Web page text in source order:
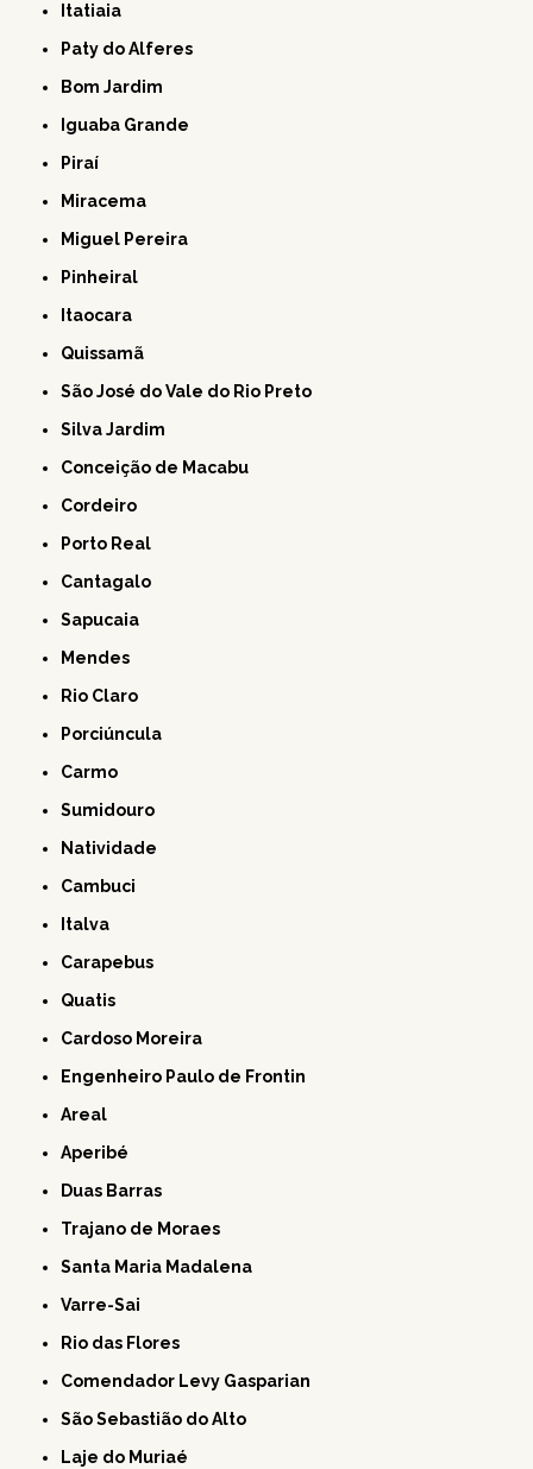
Itatiaia
Paty do Alferes
Bom Jardim
Iguaba Grande
Piraí
Miracema
Miguel Pereira
Pinheiral
Itaocara
Quissamã
São José do Vale do Rio Preto
Silva Jardim
Conceição de Macabu
Cordeiro
Porto Real
Cantagalo
Sapucaia
Mendes
Rio Claro
Porciúncula
Carmo
Sumidouro
Natividade
Cambuci
Italva
Carapebus
Quatis
Cardoso Moreira
Engenheiro Paulo de Frontin
Areal
Aperibé
Duas Barras
Trajano de Moraes
Santa Maria Madalena
Varre-Sai
Rio das Flores
Comendador Levy Gasparian
São Sebastião do Alto
Laje do Muriaé